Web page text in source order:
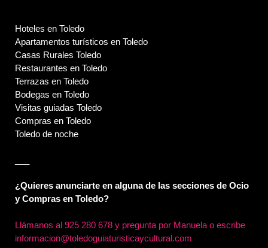
Hoteles en Toledo
Apartamentos turísticos en Toledo
Casas Rurales Toledo
Restaurantes en Toledo
Terrazas en Toledo
Bodegas en Toledo
Visitas guiadas Toledo
Compras en Toledo
Toledo de noche
¿Quieres anunciarte en alguna de las secciones de Ocio
y Compras en Toledo?
Llámanos al925 280 678 y pregunta por Manuela o escribe
informacion@toledoguiaturisticaycultural.com